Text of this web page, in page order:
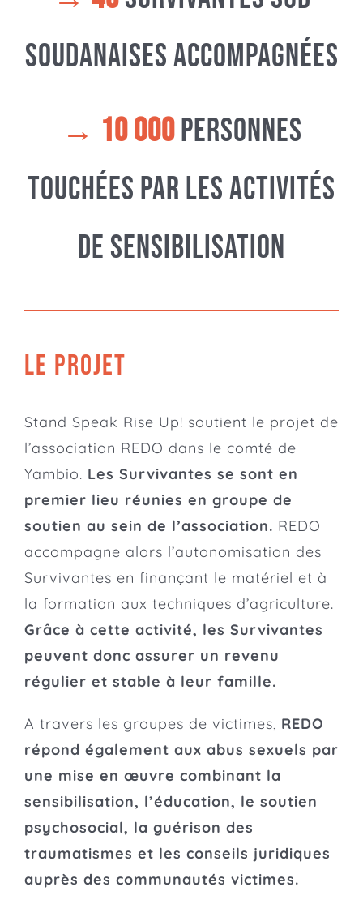
soudanaises accompagnées
→ 10 000personnes
touchées par les activités
de sensibilisation
LE PROJET
Stand Speak Rise Up! soutient le projet de
l’association REDO dans le comté de
Yambio. Les Survivantes se sont en
premier lieu réunies en groupe de
soutien au sein de l’association. REDO
accompagne alors l’autonomisation des
Survivantes en finançant le matériel et à
la formation aux techniques d’agriculture.
Grâce à cette activité, les Survivantes
peuvent donc assurer un revenu
régulier et stable à leur famille.
A travers les groupes de victimes, REDO
répond également aux abus sexuels par
une mise en œuvre combinant la
sensibilisation, l’éducation, le soutien
psychosocial, la guérison des
traumatismes et les conseils juridiques
auprès des communautés victimes.